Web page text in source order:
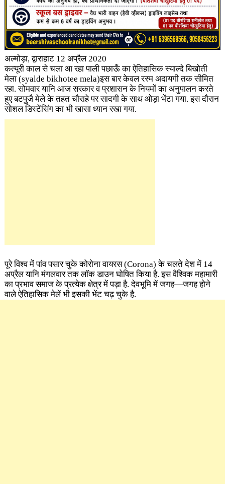
अल्मोड़ा, द्वाराहाट 12 अप्रैल 2020
कत्यूरी काल से चला आ रहा पाली पछाऊँ का ऐतिहासिक स्याल्दे बिखोती
मेला (syalde bikhotee mela)इस बार केवल रस्म अदायगी तक सीमित
रहा. सोमवार यानि आज सरकार व प्रशासन के नियमों का अनुपालन करते
हुए बटपुजै मेले के तहत चौराहे पर सादगी के साथ ओड़ा भेंटा गया. इस दौरान
सोशल डिस्टेंसिंग का भी खासा ध्यान रखा गया.
पूरे विश्व में पांव पसार चुके कोरोना वायरस (Corona) के चलते देश में 14
अप्रैल यानि मंगलवार तक लॉक डाउन घोषित किया है. इस वैश्विक महामारी
का प्रभाव समाज के प्रत्येक क्षेत्र में पड़ा है. देवभूमि में जगह—जगह होने
वाले ऐतिहासिक मेलें भी इसकी भेंट चढ़ चुके है.